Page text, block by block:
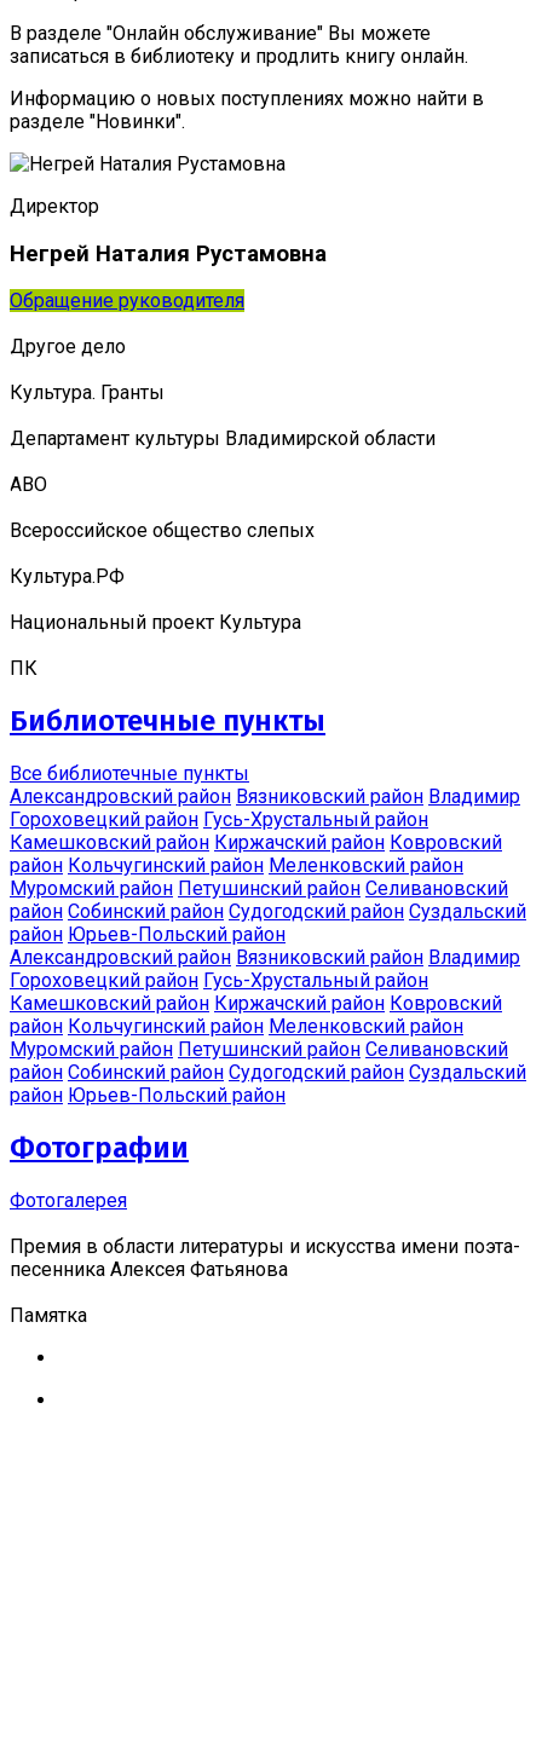
В разделе "Онлайн обслуживание" Вы можете
записаться в библиотеку и продлить книгу онлайн.
Информацию о новых поступлениях можно найти в
разделе "Новинки".
Директор
Негрей Наталия Рустамовна
Обращение руководителя
Другое дело
Культура. Гранты
Департамент культуры Владимирской области
АВО
Всероссийское общество слепых
Культура.РФ
Национальный проект Культура
ПК
Библиотечные пункты
Все библиотечные пункты
Александровский район Вязниковский район Владимир
Гороховецкий район Гусь-Хрустальный район
Камешковский район Киржачский район Ковровский
район Кольчугинский район Меленковский район
Муромский район Петушинский район Селивановский
район Собинский район Судогодский район Суздальский
район Юрьев-Польский район
Александровский район Вязниковский район Владимир
Гороховецкий район Гусь-Хрустальный район
Камешковский район Киржачский район Ковровский
район Кольчугинский район Меленковский район
Муромский район Петушинский район Селивановский
район Собинский район Судогодский район Суздальский
район Юрьев-Польский район
Фотографии
Фотогалерея
Премия в области литературы и искусства имени поэта-
песенника Алексея Фатьянова
Памятка